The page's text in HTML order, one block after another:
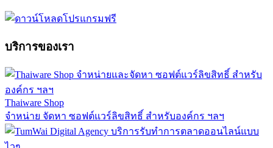
บริการของเรา
Thaiware Shop
จำหน่าย จัดหา ซอฟต์แวร์ลิขสิทธิ์ สำหรับองค์กร ฯลฯ